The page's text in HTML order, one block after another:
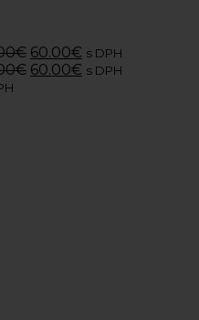
€ 60.00€ s DPH
€ 60.00€ s DPH